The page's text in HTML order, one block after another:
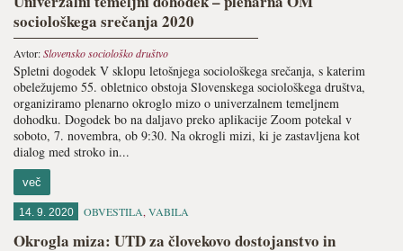
sociološkega srečanja 2020
Avtor:Slovensko sociološko društvo
Spletni dogodek V sklopu letošnjega sociološkega srečanja, s katerim
obeležujemo 55. obletnico obstoja Slovenskega sociološkega društva,
organiziramo plenarno okroglo mizo o univerzalnem temeljnem
dohodku. Dogodek bo na daljavo preko aplikacije Zoom potekal v
soboto, 7. novembra, ob 9:30. Na okrogli mizi, ki je zastavljena kot
dialog med stroko in...
več
14. 9. 2020 OBVESTILA, VABILA
Okrogla miza: UTD za človekovo dostojanstvo in